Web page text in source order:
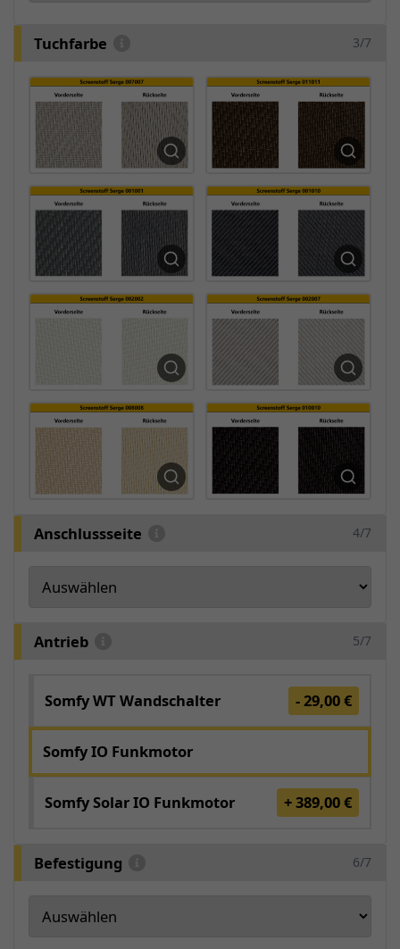
Tuchfarbe 3/7
Anschlussseite 4/7
Antrieb 5/7
Somfy WT Wandschalter - 29,00 €
Somfy IO Funkmotor
Somfy Solar IO Funkmotor + 389,00 €
Befestigung 6/7